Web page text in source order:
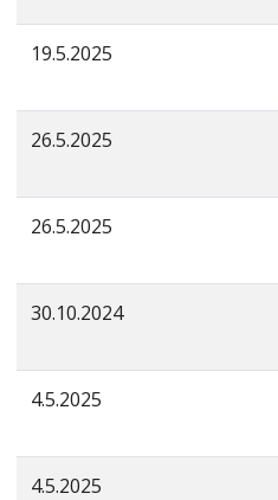
19.5.2025
26.5.2025
26.5.2025
30.10.2024
4.5.2025
4.5.2025